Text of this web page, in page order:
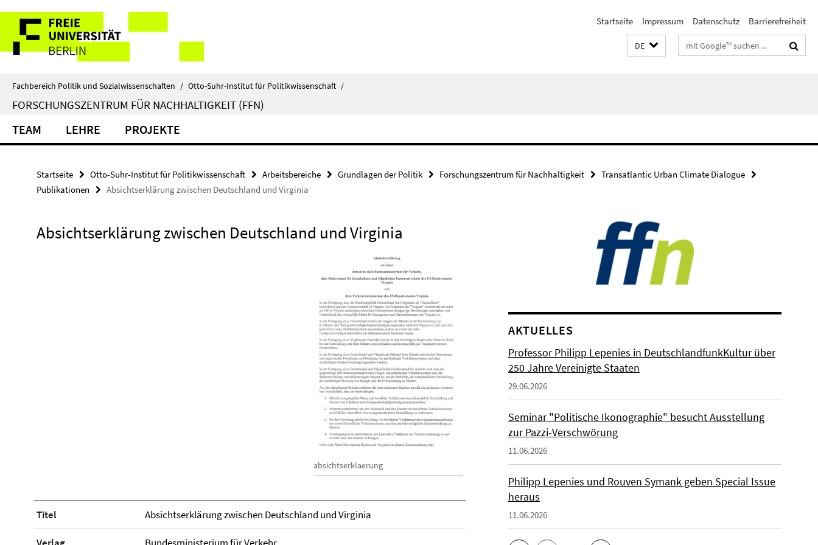
direkt
Inhalt
Service-
Navigation
Startseite Impressum Datenschutz Barrierefreiheit
DE Suchbegriffe
Fachbereich Politik und Sozialwissenschaften / Otto-Suhr-Institut für Politikwissenschaft /
FORSCHUNGSZENTRUM FÜR NACHHALTIGKEIT (FFN)
TEAM LEHRE PROJEKTE
Startseite Otto-Suhr-Institut für Politikwissenschaft Arbeitsbereiche Grundlagen der Politik Forschungszentrum für Nachhaltigkeit
Transatlantic Urban Climate Dialogue
Publikationen
Absichtserklärung zwischen Deutschland und Virginia
Absichtserklärung zwischen Deutschland und Virginia
absichtserklaerung
Titel Absichtserklärung zwischen Deutschland und Virginia
AKTUELLES
Professor Philipp Lepenies in DeutschlandfunkKultur über
250 Jahre Vereinigte Staaten
29.06.2026
Seminar "Politische Ikonographie" besucht Ausstellung
zur Pazzi-Verschwörung
11.06.2026
Philipp Lepenies und Rouven Symank geben Special Issue
heraus
11.06.2026